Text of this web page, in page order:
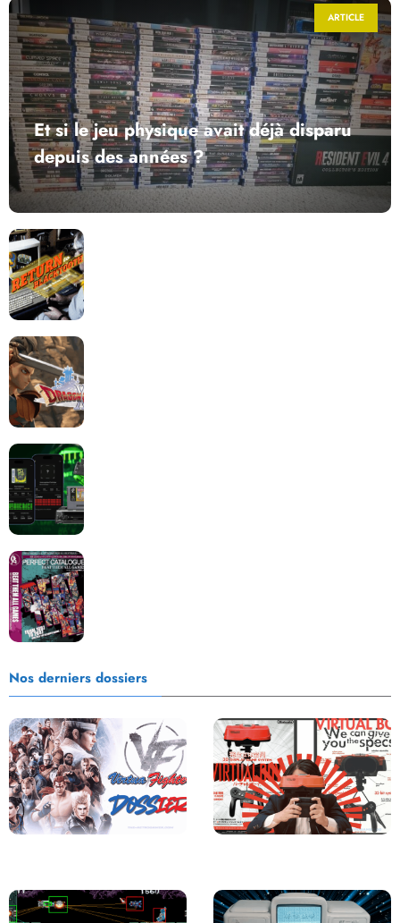
ARTICLE
Et si le jeu physique avait déjà disparu
depuis des années ?
Nos derniers dossiers